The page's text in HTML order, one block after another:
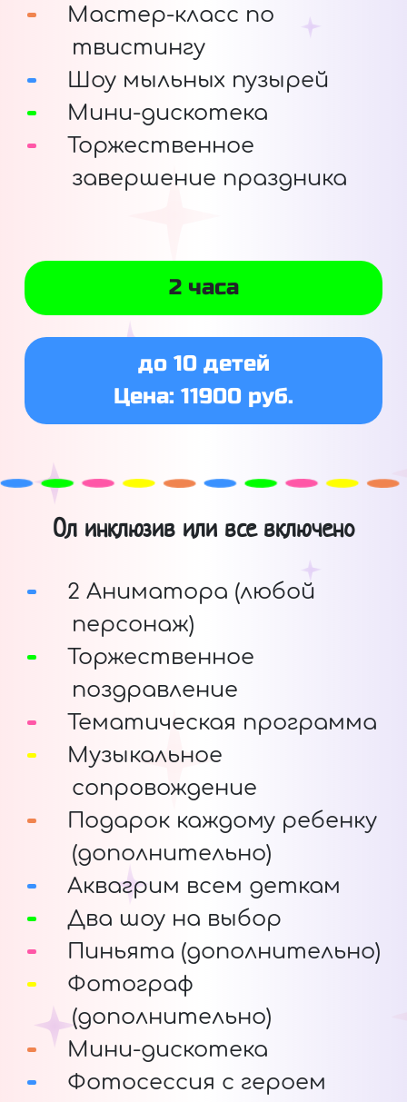
Мастер-класс по
твистингу
Шоу мыльных пузырей
Мини-дискотека
Торжественное
завершение праздника
2 часа
до 10 детей
Цена: 11900 руб.
Ол инклюзив или все включено
2 Аниматора (любой
персонаж)
Торжественное
поздравление
Тематическая программа
Музыкальное
сопровождение
Подарок каждому ребенку
(дополнительно)
Аквагрим всем деткам
Два шоу на выбор
Пиньята (дополнительно)
Фотограф
(дополнительно)
Мини-дискотека
Фотосессия с героем